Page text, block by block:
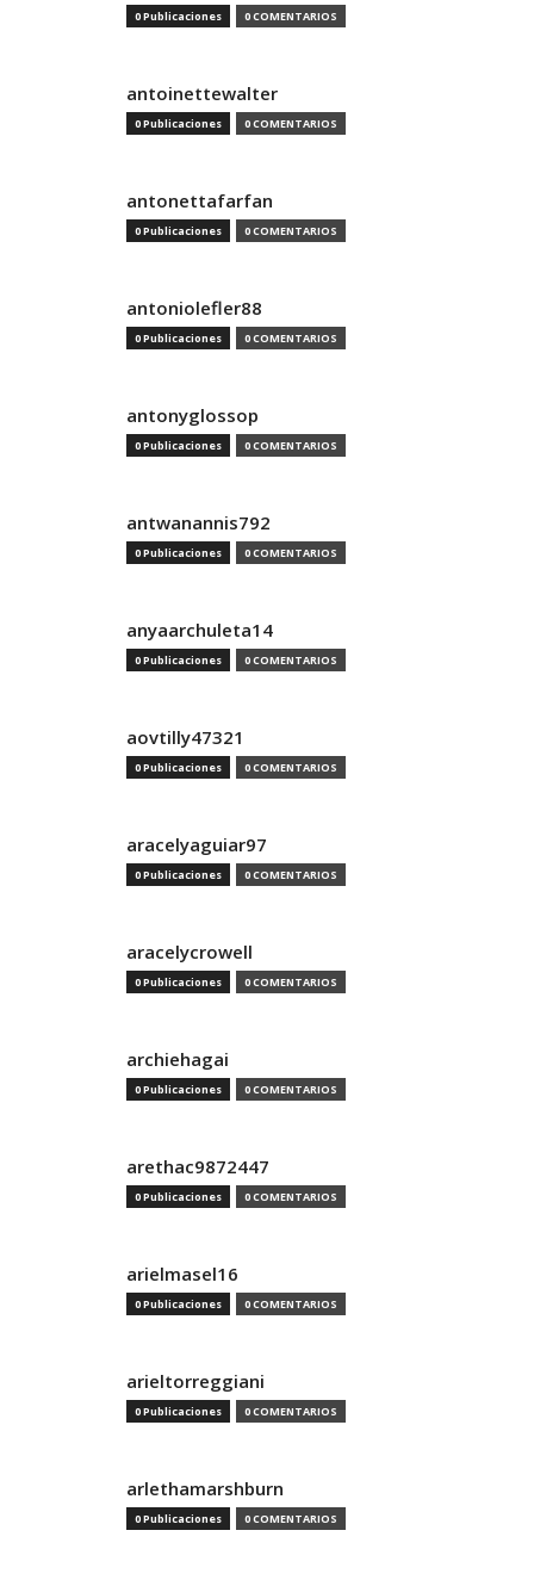
0 Publicaciones 0 COMENTARIOS
antoinettewalter
0 Publicaciones 0 COMENTARIOS
antonettafarfan
0 Publicaciones 0 COMENTARIOS
antoniolefler88
0 Publicaciones 0 COMENTARIOS
antonyglossop
0 Publicaciones 0 COMENTARIOS
antwanannis792
0 Publicaciones 0 COMENTARIOS
anyaarchuleta14
0 Publicaciones 0 COMENTARIOS
aovtilly47321
0 Publicaciones 0 COMENTARIOS
aracelyaguiar97
0 Publicaciones 0 COMENTARIOS
aracelycrowell
0 Publicaciones 0 COMENTARIOS
archiehagai
0 Publicaciones 0 COMENTARIOS
arethac9872447
0 Publicaciones 0 COMENTARIOS
arielmasel16
0 Publicaciones 0 COMENTARIOS
arieltorreggiani
0 Publicaciones 0 COMENTARIOS
arlethamarshburn
0 Publicaciones 0 COMENTARIOS